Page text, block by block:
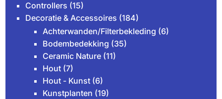
Controllers (15)
Decoratie & Accessoires (184)
Achterwanden/Filterbekleding (6)
Bodembedekking (35)
Ceramic Nature (11)
Hout (7)
Hout - Kunst (6)
Kunstplanten (19)